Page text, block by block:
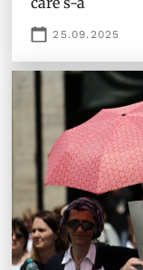
25.09.2025